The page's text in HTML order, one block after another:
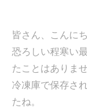
皆さん、こんに
恐ろしい程寒い
たことはありま
冷凍庫で保存さ
たね。